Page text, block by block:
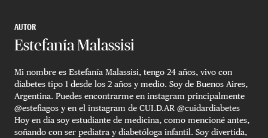
AUTOR
Estefanía Malassisi
Mi nombre es Estefanía Malassisi, tengo 24 años, vivo con
diabetes tipo 1 desde los 2 años y medio. Soy de Buenos Aires,
Argentina. Puedes encontrarme en instagram principalmente
@estefiagos y en el instagram de CUI.D.AR @cuidardiabetes
Hoy en día soy estudiante de medicina, como mencioné antes,
soñando con ser pediatra y diabetóloga infantil. Soy divertida,